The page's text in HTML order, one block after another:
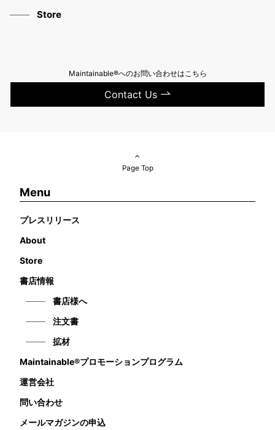
Store
Maintainable®へのお問い合わせはこちら
Contact Us
Page Top
Menu
プレスリリース
About
Store
書店情報
書店様へ
注文書
拡材
Maintainable®プロモーションプログラム
運営会社
問い合わせ
メールマガジンの申込